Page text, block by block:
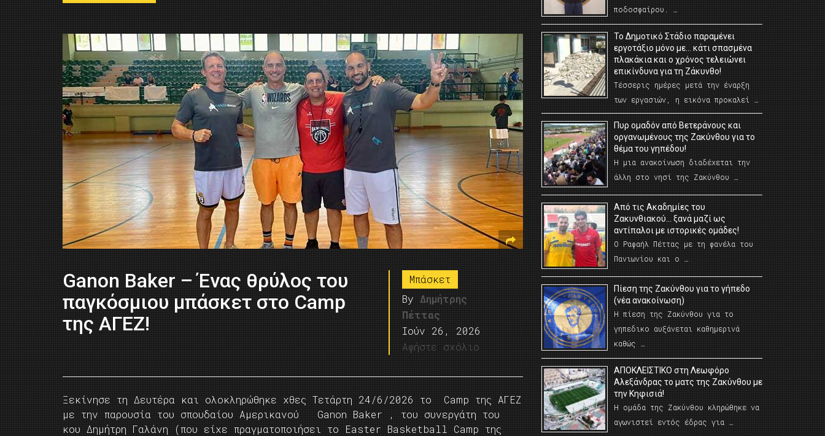
Ganon Baker – Ένας θρύλος του
παγκόσμιου μπάσκετ στο Camp
της ΑΓΕΖ!
Μπάσκετ
By Δημήτρης
Πέττας
Ιούν 26, 2026
Αφήστε σχόλιο
Ξεκίνησε τη Δευτέρα και ολοκληρώθηκε χθες Τετάρτη 24/6/2026 το Camp της ΑΓΕΖ
με την παρουσία του σπουδαίου Αμερικανού Ganon Baker , του συνεργάτη του
κου Δημήτρη Γαλάνη (που είχε πραγματοποιήσει το Easter Basketball Camp της
ποδοσφαίρου. …
Το Δημοτικό Στάδιο παραμένει
εργοτάξιο μόνο με… κάτι σπασμένα
πλακάκια και ο χρόνος τελειώνει
επικίνδυνα για τη Ζάκυνθο!
Τέσσερις ημέρες μετά την έναρξη
των εργασιών, η εικόνα προκαλεί …
Πυρ ομαδόν από Βετεράνους και
οργανωμένους της Ζακύνθου για το
θέμα του γηπέδου!
Η μια ανακοίνωση διαδέχεται την
άλλη στο νησί της Ζακύνθου …
Από τις Ακαδημίες του
Ζακυνθιακού… ξανά μαζί ως
αντίπαλοι με ιστορικές ομάδες!
Ο Ραφαήλ Πέττας με τη φανέλα του
Πανιωνίου και ο …
Πίεση της Ζακύνθου για το γήπεδο
(νέα ανακοίνωση)
Η πίεση της Ζακύνθου για το
γηπεδικο αυξάνεται καθημερινά
καθώς …
AΠΟΚΛΕΙΣΤΙΚΟ στη Λεωφόρο
Αλεξάνδρας το ματς της Ζακύνθου με
την Κηφισιά!
Η ομάδα της Ζακύνθου κληρώθηκε να
αγωνιστεί εντός έδρας για …